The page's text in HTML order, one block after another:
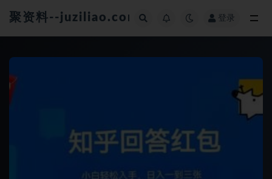
聚资料--juziliao.com--全网资料整合平台
登录